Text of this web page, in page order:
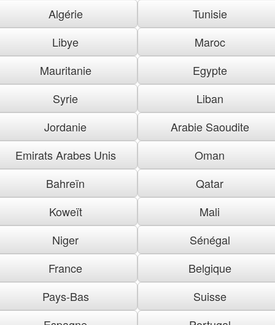
Algérie
Tunisie
Libye
Maroc
Mauritanie
Egypte
Syrie
Liban
Jordanie
Arabie Saoudite
Emirats Arabes Unis
Oman
Bahreïn
Qatar
Koweït
Mali
Niger
Sénégal
France
Belgique
Pays-Bas
Suisse